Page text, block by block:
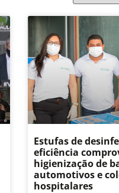
Estufas de
eficiência
higienização de
automotivos e
hospitalares